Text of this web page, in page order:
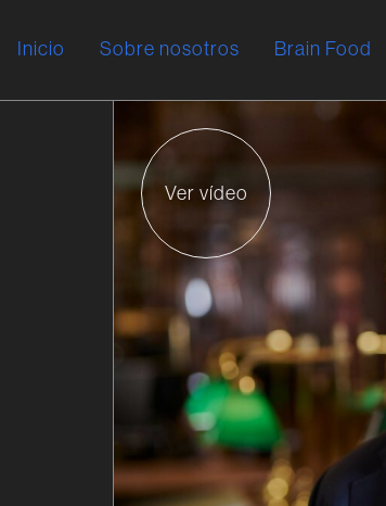
Inicio Sobre nosotros Brain Food
Ver vídeo